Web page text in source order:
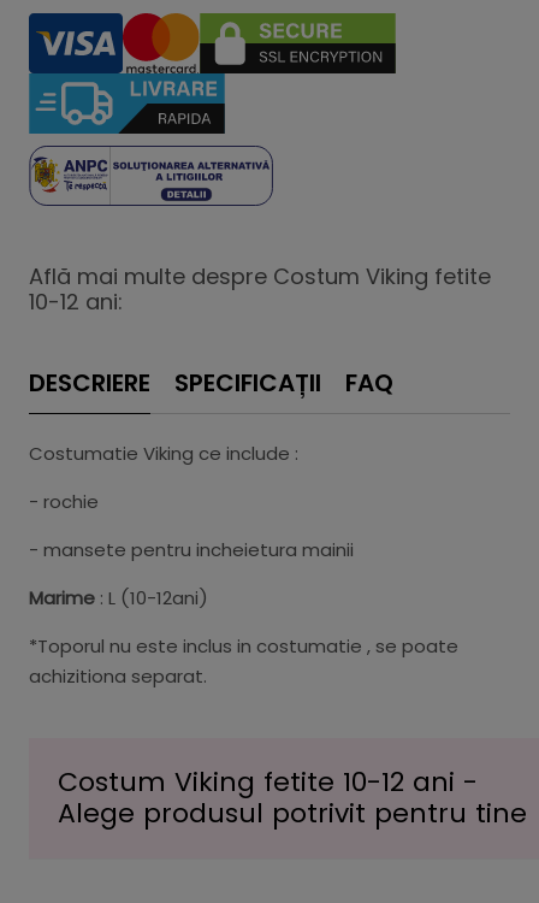
Află mai multe despre Costum Viking fetite
10-12 ani:
DESCRIERE SPECIFICAȚII FAQ
Costumatie Viking ce include :
- rochie
- mansete pentru incheietura mainii
Marime : L (10-12ani)
*Toporul nu este inclus in costumatie , se poate
achizitiona separat.
Costum Viking fetite 10-12 ani -
Alege produsul potrivit pentru tine